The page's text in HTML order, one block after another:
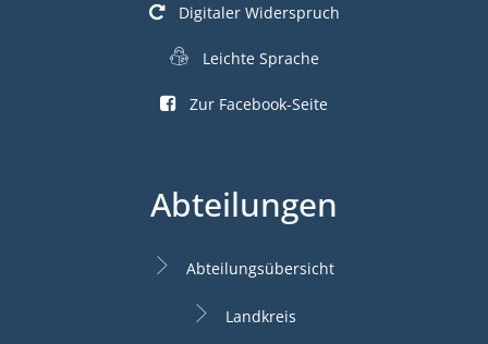
Digitaler Widerspruch
Leichte Sprache
Zur Facebook-Seite
Abteilungen
Abteilungsübersicht
Landkreis